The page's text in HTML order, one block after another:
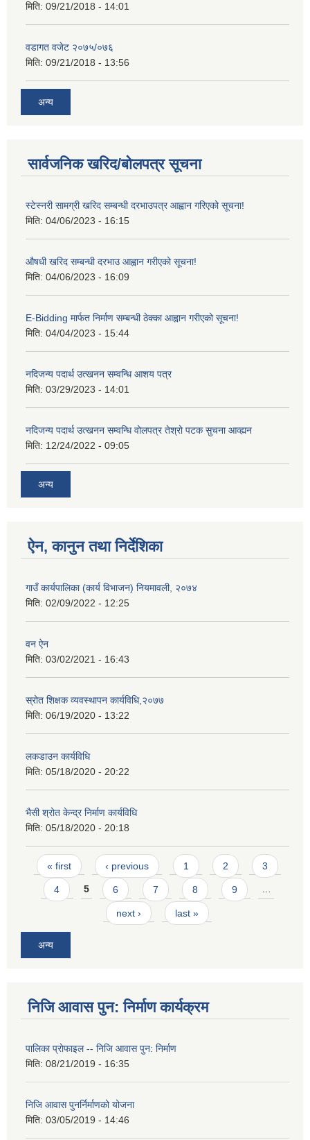
मिति: 09/21/2018 - 14:01
वडागत वजेट २०७५/०७६
मिति: 09/21/2018 - 13:56
अन्य
सार्वजनिक खरिद/बोलपत्र सूचना
स्टेस्नरी सामग्री खरिद सम्बन्धी दरभाउपत्र आह्वान गरिएको सूचना!
मिति: 04/06/2023 - 16:15
औषधी खरिद सम्बन्धी दरभाउ आह्वान गरीएको सूचना!
मिति: 04/06/2023 - 16:09
E-Bidding मार्फत निर्माण सम्बन्धी ठेक्का आह्वान गरीएको सूचना!
मिति: 04/04/2023 - 15:44
नदिजन्य पदार्थ उत्खनन सम्वन्धि आशय पत्र
मिति: 03/29/2023 - 14:01
नदिजन्य पदार्थ उत्खनन सम्वन्धि वोलपत्र तेश्रो पटक सुचना आव्ह्यन
मिति: 12/24/2022 - 09:05
अन्य
ऐन, कानुन तथा निर्देशिका
गाउँ कार्यपालिका (कार्य विभाजन) नियमावली, २०७४
मिति: 02/09/2022 - 12:25
वन ऐन
मिति: 03/02/2021 - 16:43
स्रोत शिक्षक व्यवस्थापन कार्यविधि,२०७७
मिति: 06/19/2020 - 13:22
लकडाउन कार्यविधि
मिति: 05/18/2020 - 20:22
भैसी श्रोत केन्द्र निर्माण कार्यविधि
मिति: 05/18/2020 - 20:18
Pages
« first ‹ previous 1 2 3
4 5 6 7 8 9 …
next › last »
अन्य
निजि आवास पुन: निर्माण कार्यक्रम
पालिका प्राेफाइल -- निजि आवास पुन: निर्माण
मिति: 08/21/2019 - 16:35
निजि आवास पुनर्निर्माणको योजना
मिति: 03/05/2019 - 14:46